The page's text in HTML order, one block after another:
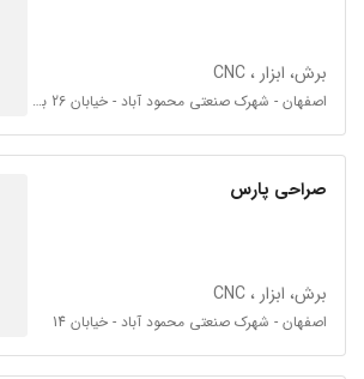
برش، ابزار ، CNC
اصفهان - شهرک صنعتی محمود آباد - خیابان 26 بر اتوبان
صراحی پارس
برش، ابزار ، CNC
اصفهان - شهرک صنعتی محمود آباد - خیابان 14